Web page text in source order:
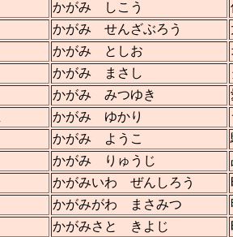
かがみ しこう
かがみ せんざぶろう
かがみ としお
かがみ まさし
かがみ みつゆき
かがみ ゆかり
かがみ ようこ
かがみ りゅうじ
かがみいわ ぜんしろう
かがみがわ まさみつ
かがみさと きよじ